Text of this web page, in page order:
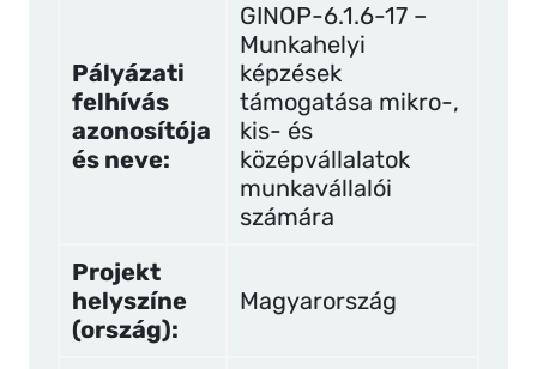
Pályázati
felhívás
azonosítója
és neve:
GINOP-6.1.6-17 –
Munkahelyi
képzések
támogatása mikro-,
kis- és
középvállalatok
munkavállalói
számára
Projekt
helyszíne
(ország):
Magyarország